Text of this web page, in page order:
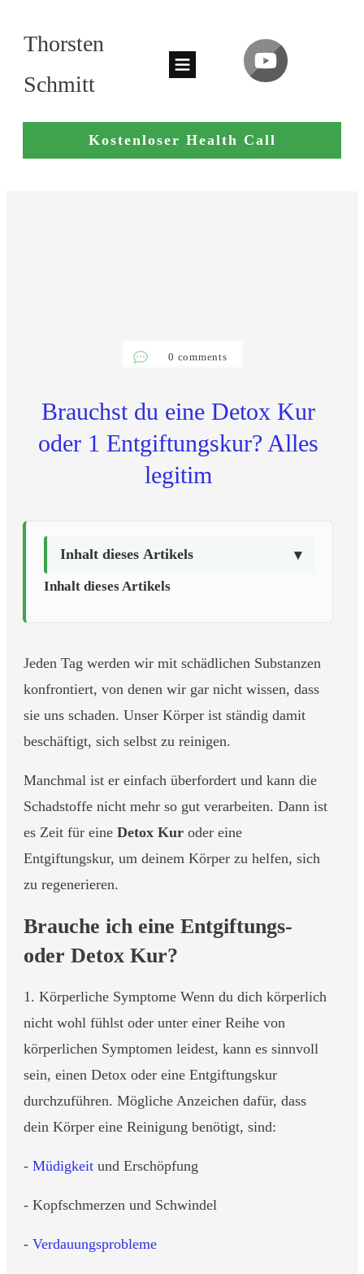
Thorsten
Schmitt
Kostenloser Health Call
0 comments
Brauchst du eine Detox Kur
oder 1 Entgiftungskur? Alles
legitim
Inhalt dieses Artikels
Inhalt dieses Artikels
Jeden Tag werden wir mit schädlichen Substanzen
konfrontiert, von denen wir gar nicht wissen, dass
sie uns schaden. Unser Körper ist ständig damit
beschäftigt, sich selbst zu reinigen.
Manchmal ist er einfach überfordert und kann die
Schadstoffe nicht mehr so gut verarbeiten. Dann ist
es Zeit für eine Detox Kur oder eine
Entgiftungskur, um deinem Körper zu helfen, sich
zu regenerieren.
Brauche ich eine Entgiftungs-
oder Detox Kur?
1. Körperliche Symptome Wenn du dich körperlich
nicht wohl fühlst oder unter einer Reihe von
körperlichen Symptomen leidest, kann es sinnvoll
sein, einen Detox oder eine Entgiftungskur
durchzuführen. Mögliche Anzeichen dafür, dass
dein Körper eine Reinigung benötigt, sind:
- Müdigkeit und Erschöpfung
- Kopfschmerzen und Schwindel
- Verdauungsprobleme